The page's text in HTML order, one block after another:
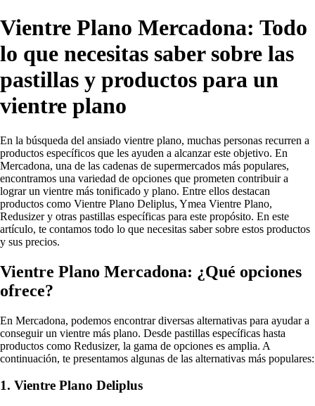
Vientre Plano Mercadona: Todo
lo que necesitas saber sobre las
pastillas y productos para un
vientre plano
En la búsqueda del ansiado vientre plano, muchas personas recurren a
productos específicos que les ayuden a alcanzar este objetivo. En
Mercadona, una de las cadenas de supermercados más populares,
encontramos una variedad de opciones que prometen contribuir a
lograr un vientre más tonificado y plano. Entre ellos destacan
productos como Vientre Plano Deliplus, Ymea Vientre Plano,
Redusizer y otras pastillas específicas para este propósito. En este
artículo, te contamos todo lo que necesitas saber sobre estos productos
y sus precios.
Vientre Plano Mercadona: ¿Qué opciones
ofrece?
En Mercadona, podemos encontrar diversas alternativas para ayudar a
conseguir un vientre más plano. Desde pastillas específicas hasta
productos como Redusizer, la gama de opciones es amplia. A
continuación, te presentamos algunas de las alternativas más populares:
1. Vientre Plano Deliplus